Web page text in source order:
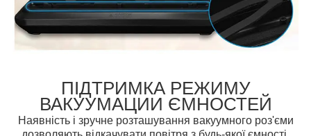
ПІДТРИМКА РЕЖИМУ
ВАКУУМАЦИИ ЄМНОСТЕЙ
Наявність і зручне розташування вакуумного роз'єми